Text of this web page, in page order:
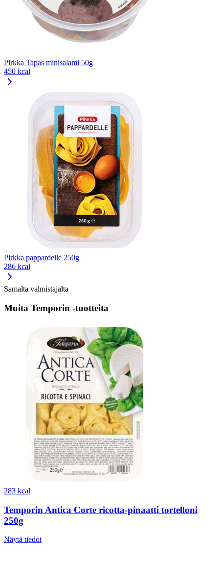
Pirkka Tapas minisalami 50g
450 kcal
Pirkka pappardelle 250g
286 kcal
Samalta valmistajalta
Muita Temporin -tuotteita
283 kcal
Temporin Antica Corte ricotta-pinaatti tortelloni
250g
Näytä tiedot